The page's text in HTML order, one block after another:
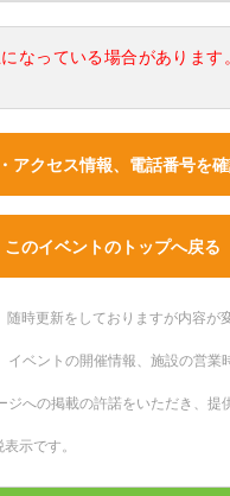
なっている場合がありま
アクセス情報、電話番号を
このイベントのトップへ戻る
時更新をしておりますが内容が
ベントの開催情報、施設の営業
への掲載の許諾をいただき、提
示です。